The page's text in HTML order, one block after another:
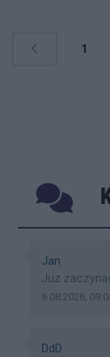
1
Autor
Jan
Treść
Juz
Data dodania
6.08.2026,
Autor
DdD